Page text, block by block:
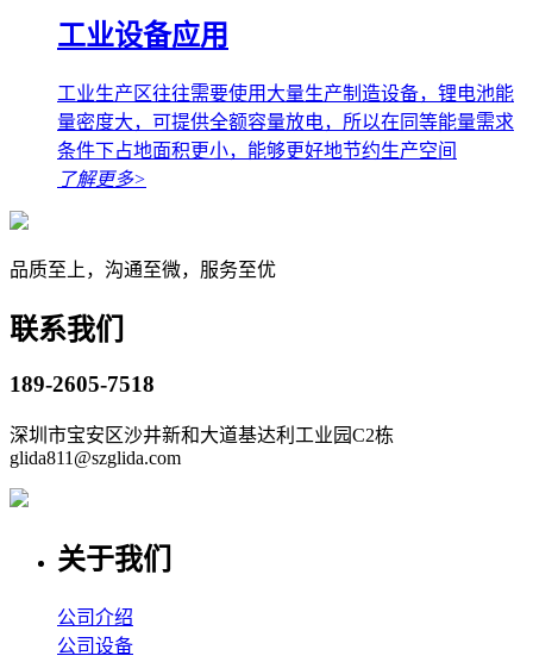
工业设备应用
工业生产区往往需要使用大量生产制造设备，锂电池能
量密度大，可提供全额容量放电，所以在同等能量需求
条件下占地面积更小，能够更好地节约生产空间
了解更多>
品质至上，沟通至微，服务至优
联系我们
189-2605-7518
深圳市宝安区沙井新和大道基达利工业园C2栋
glida811@szglida.com
关于我们
公司介绍
公司设备